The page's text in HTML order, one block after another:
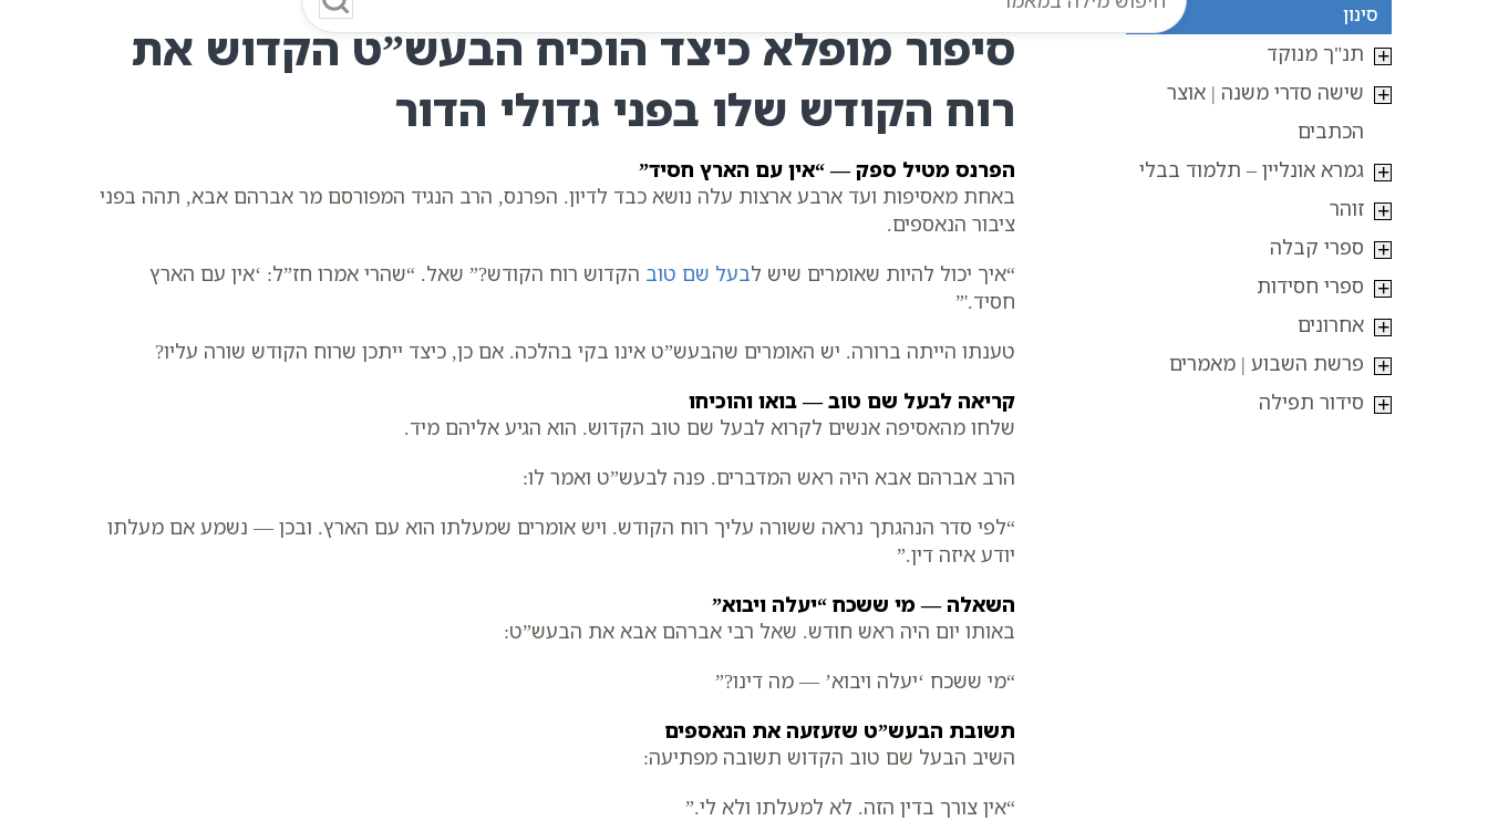
סיפור מופלא כיצד הוכיח הבעש”ט הקדוש את
רוח הקודש שלו בפני גדולי הדור
הפרנס מטיל ספק — “אין עם הארץ חסיד”
באחת מאסיפות ועד ארבע ארצות עלה נושא כבד לדיון. הפרנס, הרב הנגיד המפורסם מר אברהם אבא, תהה בפני
ציבור הנאספים.
“איך יכול להיות שאומרים שיש לבעל שם טוב הקדוש רוח הקודש?” שאל. “שהרי אמרו חז”ל: ‘אין עם הארץ
חסיד.'”
טענתו הייתה ברורה. יש האומרים שהבעש”ט אינו בקי בהלכה. אם כן, כיצד ייתכן שרוח הקודש שורה עליו?
קריאה לבעל שם טוב — בואו והוכיחו
שלחו מהאסיפה אנשים לקרוא לבעל שם טוב הקדוש. הוא הגיע אליהם מיד.
הרב אברהם אבא היה ראש המדברים. פנה לבעש”ט ואמר לו:
“לפי סדר הנהגתך נראה ששורה עליך רוח הקודש. ויש אומרים שמעלתו הוא עם הארץ. ובכן — נשמע אם מעלתו
יודע איזה דין.”
השאלה — מי ששכח “יעלה ויבוא”
באותו יום היה ראש חודש. שאל רבי אברהם אבא את הבעש”ט:
“מי ששכח ‘יעלה ויבוא’ — מה דינו?”
תשובת הבעש”ט שזעזעה את הנאספים
השיב הבעל שם טוב הקדוש תשובה מפתיעה:
“אין צורך בדין הזה. לא למעלתו ולא לי.”
סינון
תנ"ך מנוקד
שישה סדרי משנה | אוצר
הכתבים
גמרא אונליין – תלמוד בבלי
זוהר
ספרי קבלה
ספרי חסידות
אחרונים
פרשת השבוע | מאמרים
סידור תפילה